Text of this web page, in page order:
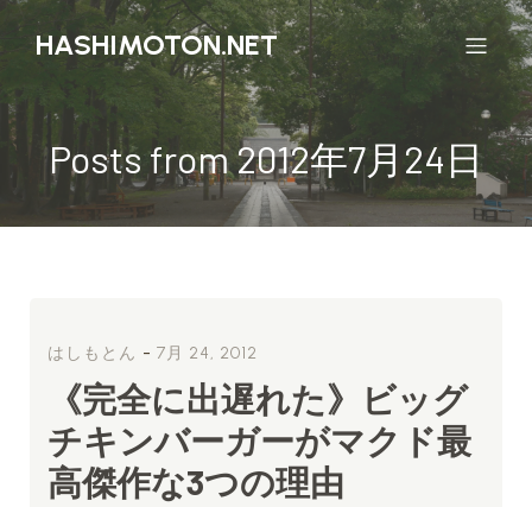
HASHIMOTON.NET
Posts from 2012年7月24日
はしもとん - 7月 24, 2012
《完全に出遅れた》ビッグ
チキンバーガーがマクド最
高傑作な3つの理由